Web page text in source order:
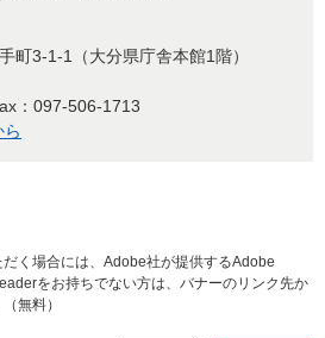
町3-1-1（大分県庁舎本館1階）
：097-506-1713
く場合には、Adobe社が提供するAdobe
をお持ちでない方は、バナーのリンク先か
無料）